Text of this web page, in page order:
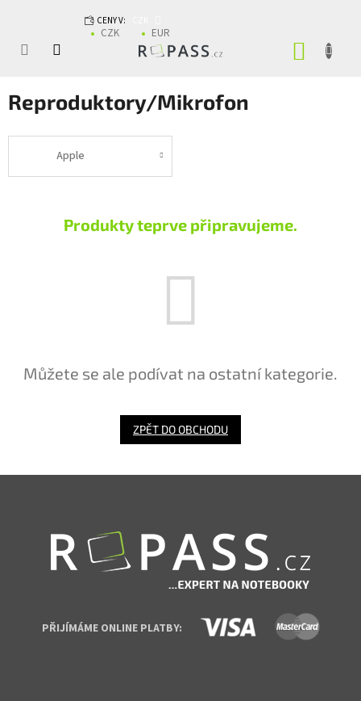
CENY V:
CZK EUR
Reproduktory/Mikrofon
Apple
Produkty teprve připravujeme.
Můžete se ale podívat na ostatní kategorie.
ZPĚT DO OBCHODU
PŘIJÍMÁME ONLINE PLATBY: